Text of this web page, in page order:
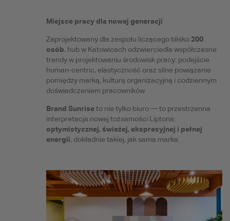
Miejsce pracy dla nowej generacji
Zaprojektowany dla zespołu liczącego blisko 200
osób, hub w Katowicach odzwierciedla współczesne
trendy w projektowaniu środowisk pracy: podejście
human-centric, elastyczność oraz silne powiązanie
pomiędzy marką, kulturą organizacyjną i codziennym
doświadczeniem pracowników.
Brand Sunriseto nie tylko biuro — to przestrzenna
interpretacja nowej tożsamości Liptona:
optymistycznej, świeżej, ekspresyjnej i pełnej
energii, dokładnie takiej, jak sama marka.